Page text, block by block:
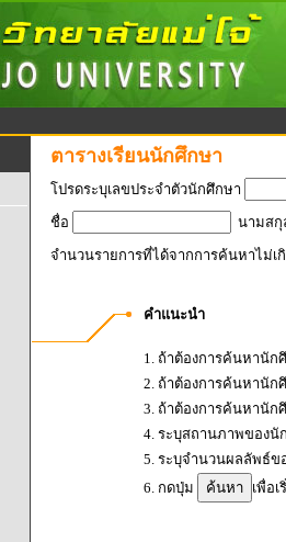
ตารางเรียนนักศึกษา
โปรดระบุเลขประจำตัวนักศึกษา
ชื่อ
นามสกุ
จำนวนรายการที่ได้จากการค้นหาไม่เ
คำแนะนำ
1. ถ้าต้องการค้นหานัก
2. ถ้าต้องการค้นหานั
3. ถ้าต้องการค้นหานั
4. ระบุสถานภาพของนั
5. ระบุจำนวนผลลัพธ์ข
6. กดปุ่ม
เพื่อ